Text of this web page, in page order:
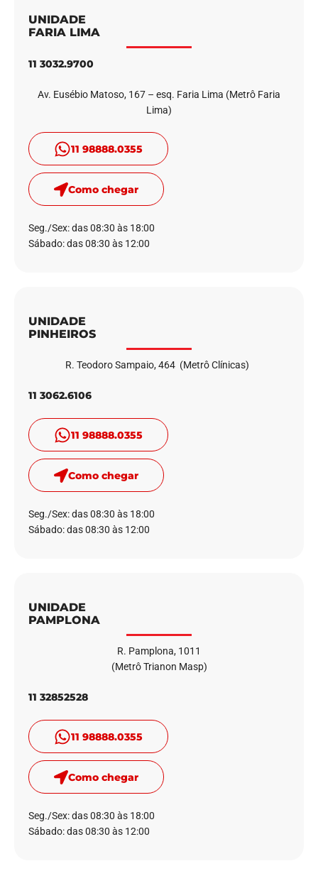
UNIDADE
FARIA LIMA
11 3032.9700
Av. Eusébio Matoso, 167 – esq. Faria Lima (Metrô Faria
Lima)
11 98888.0355
Como chegar
Seg./Sex: das 08:30 às 18:00
Sábado: das 08:30 às 12:00
UNIDADE
PINHEIROS
R. Teodoro Sampaio, 464 (Metrô Clínicas)
11 3062.6106
11 98888.0355
Como chegar
Seg./Sex: das 08:30 às 18:00
Sábado: das 08:30 às 12:00
UNIDADE
PAMPLONA
R. Pamplona, 1011
(Metrô Trianon Masp)
11 32852528
11 98888.0355
Como chegar
Seg./Sex: das 08:30 às 18:00
Sábado: das 08:30 às 12:00